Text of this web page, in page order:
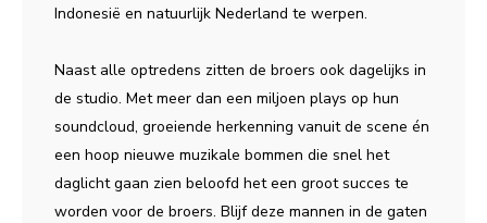
Indonesië en natuurlijk Nederland te werpen.
Naast alle optredens zitten de broers ook dagelijks in
de studio. Met meer dan een miljoen plays op hun
soundcloud, groeiende herkenning vanuit de scene én
een hoop nieuwe muzikale bommen die snel het
daglicht gaan zien beloofd het een groot succes te
worden voor de broers. Blijf deze mannen in de gaten